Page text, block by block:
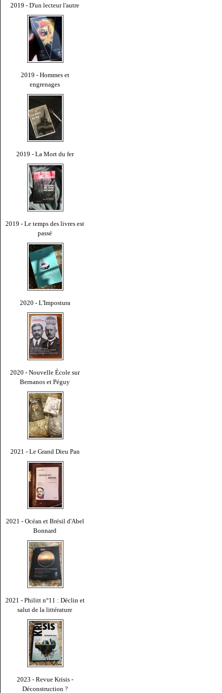
2019 - D'un lecteur l'autre
2019 - Hommes et
engrenages
2019 - La Mort du fer
2019 - Le temps des livres est
passé
2020 - L'Impostura
2020 - Nouvelle École sur
Bernanos et Péguy
2021 - Le Grand Dieu Pan
2021 - Océan et Brésil d'Abel
Bonnard
2021 - Philitt n°11 : Déclin et
salut de la littérature
2023 - Revue Krisis -
Déconstruction ?